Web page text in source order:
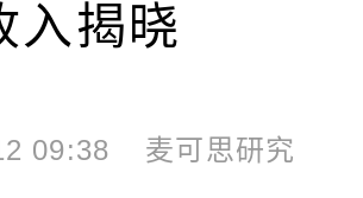
入揭晓
09:38 麦可思研究